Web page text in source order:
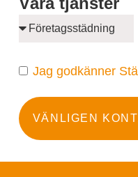
Jag godkänner
VÄNLIGEN